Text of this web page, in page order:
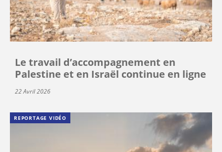
Le travail d’accompagnement en
Palestine et en Israël continue en ligne
22 Avril 2026
REPORTAGE VIDÉO